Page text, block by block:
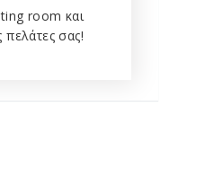
room και
σας!